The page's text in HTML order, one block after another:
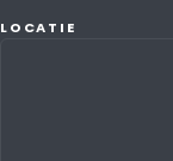
LOCATIE